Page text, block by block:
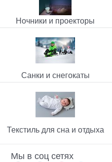
Ночники и проекторы
Санки и снегокаты
Текстиль для сна и отдыха
Мы в соц сетях